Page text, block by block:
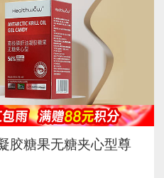
胶糖果无糖夹心型尊